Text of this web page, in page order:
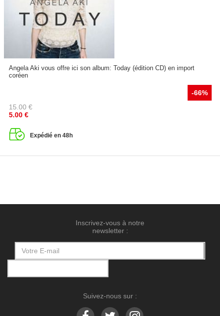
Angela Aki vous offre ici son album: Today (édition CD) en import
coréen
-66%
15.00 €
5.00 €
Expédié en 48h
Inscrivez-vous à notre
newsletter :
Suivez-nous sur :